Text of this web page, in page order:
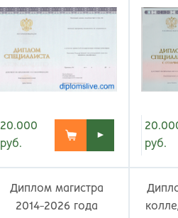
Владимир
Волгоград
Волжский
Ижевск
Иркутск
Йошкар-
Казань
20.000
руб.
►
руб.
Диплом магистра
2014-2026 года